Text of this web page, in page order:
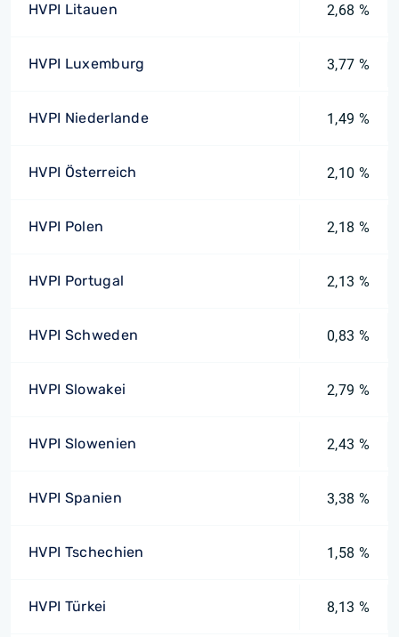
HVPI Litauen 2,68 %
HVPI Luxemburg 3,77 %
HVPI Niederlande 1,49 %
HVPI Österreich 2,10 %
HVPI Polen 2,18 %
HVPI Portugal 2,13 %
HVPI Schweden 0,83 %
HVPI Slowakei 2,79 %
HVPI Slowenien 2,43 %
HVPI Spanien 3,38 %
HVPI Tschechien 1,58 %
HVPI Türkei 8,13 %